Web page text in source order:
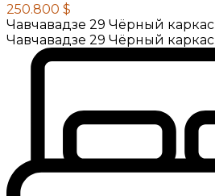
250.800 $
Чавчавадзе 29 Чёрный каркас
Чавчавадзе 29 Чёрный каркас